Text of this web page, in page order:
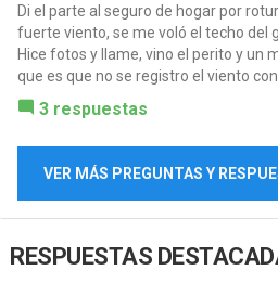
Di el parte al seguro de hogar por
fuerte viento, se me voló el techo del
Hice fotos y llame, vino el perito y un
que es que no se registro el viento
3 respuestas
VER MÁS PREGUNTAS Y
RESPUESTAS